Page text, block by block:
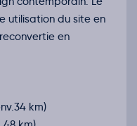
Retour le Mar. 01 déc. 26
Retour le Jeu. 03 déc. 26
utilisation du site en
en
km)